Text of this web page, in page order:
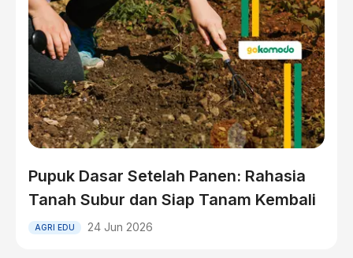
Pupuk Dasar Setelah Panen: Rahasia
Tanah Subur dan Siap Tanam Kembali
AGRI EDU 24 Jun 2026